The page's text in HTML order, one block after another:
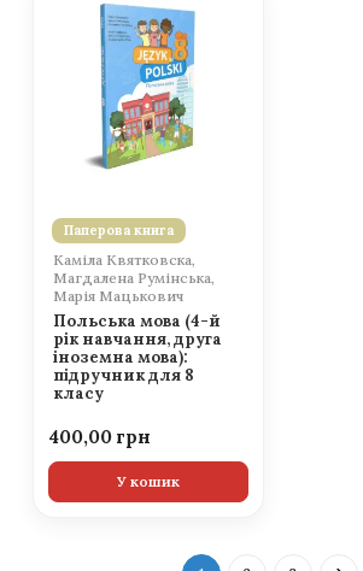
Паперова книга
Каміла Квятковска,
Магдалена Румінська,
Марія Мацькович
Польська мова (4-й
рік навчання, друга
іноземна мова):
підручник для 8
класу
400,00
У кошик